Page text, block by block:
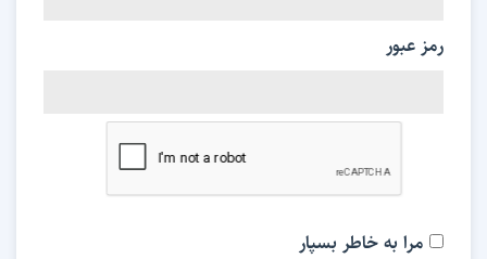
رمز عبور
مرا به خاطر بسپار